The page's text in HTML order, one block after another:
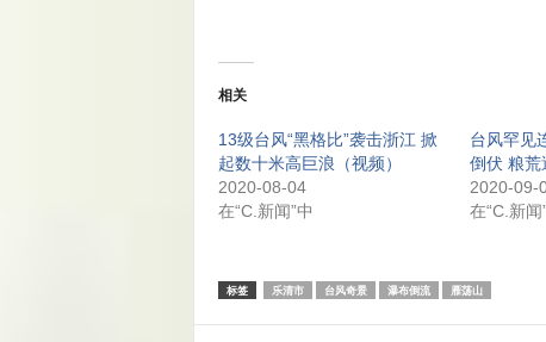
相关
13级台风“黑格比”袭击浙江 掀
起数十米高巨浪（视频）
2020-08-04
在“C.新闻”中
台风罕见
倒伏 粮荒
2020-09-
在“C.新闻
标签 乐清市 台风奇景 瀑布倒流 雁荡山